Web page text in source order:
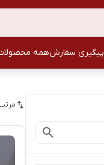
پیگیری سفارشهمه